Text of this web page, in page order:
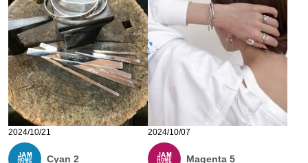
2024/10/21
Cyan 2
2024/10/07
Magenta 5